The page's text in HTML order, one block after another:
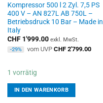
Kompressor 500 l 2 Zyl. 7,5 PS
400 V – AN 827L AB 750L –
Betriebsdruck 10 Bar – Made in
Italy
CHF1'999.00 exkl. MwSt.
-29%
vom UVP CHF2'799.00
1 vorrätig
IN DEN WARENKORB